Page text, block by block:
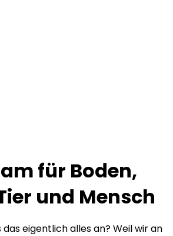
für Boden,
und Mensch
eigentlich alles an? Weil wir an